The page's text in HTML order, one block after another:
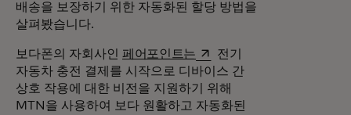
배송을 보장하기 위한 자동화된 할당 방법을
살펴봤습니다.
보다폰의 자회사인 페어포인트는 새 탭에서 열림
전기
자동차 충전 결제를 시작으로 디바이스 간
상호 작용에 대한 비전을 지원하기 위해
MTN을 사용하여 보다 원활하고 자동화된